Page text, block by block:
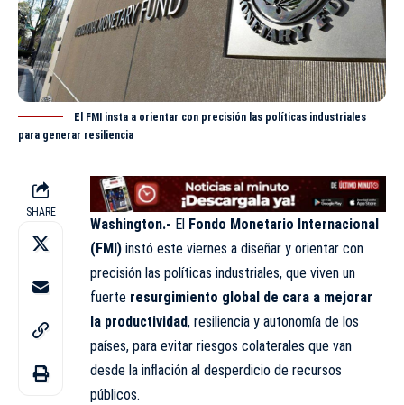
El FMI insta a orientar con precisión las políticas industriales
para generar resiliencia
SHARE
Washington.- El Fondo Monetario Internacional
(FMI) instó este viernes a diseñar y orientar con
precisión las políticas industriales, que viven un
fuerte resurgimiento global de cara a mejorar
la productividad, resiliencia y autonomía de los
países, para evitar riesgos colaterales que van
desde la inflación al desperdicio de recursos
públicos.